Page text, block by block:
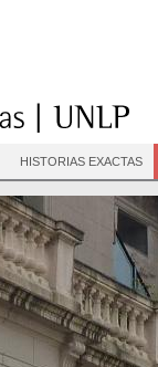
HISTORIAS EXACTAS